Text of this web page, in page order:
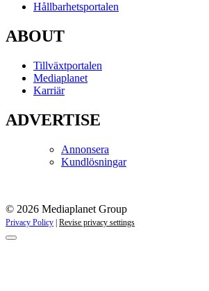
Hållbarhetsportalen
ABOUT
Tillväxtportalen
Mediaplanet
Karriär
ADVERTISE
Annonsera
Kundlösningar
© 2026 Mediaplanet Group
Privacy Policy | Revise privacy settings